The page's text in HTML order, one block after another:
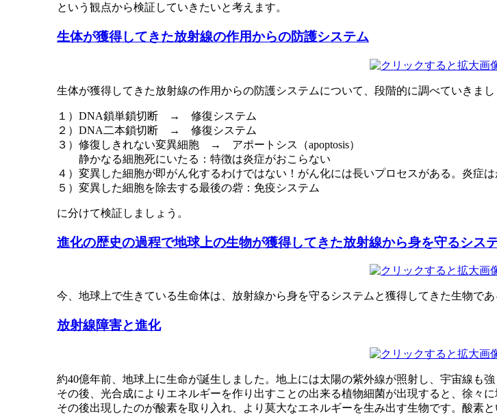
という観点から検証していきたいと考えます。
生体が獲得してきた放射線の作用からの防護システム
生体が獲得してきた放射線の作用からの防護システムについて、段階的に調べていきまし
１）DNA鎖単鎖切断 → 修復システム
２）DNA二本鎖切断 → 修復システム
３）修復しきれない変異細胞 → アポートシス（apoptosis）
静かなる細胞死にいたる：特徴は炎症がおこらない
４）変異した細胞が即がん化するわけではない！がん化には長いプロセスがある。炎症は
５）変異した細胞を除去する最後の砦：免疫システム
に分けて検証しましょう。
進化の歴史の過程で地球上の生物が獲得してきた放射線から身を守るシス
今、地球上で生きている生命体は、放射線から身を守るシステムと獲得してきた生物であ
放射線障害と進化
約40億年前、地球上に生命が誕生しました。地上には太陽の紫外線が照射し、宇宙線も
その後、光合成によりエネルギーを作り出すことの出来る植物細菌が出現すると、徐々に
その後出現したのが酸素を取り入れ、より莫大なエネルギーを生み出す生物です。酸素